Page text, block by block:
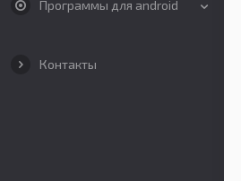
Программы для android
Контакты